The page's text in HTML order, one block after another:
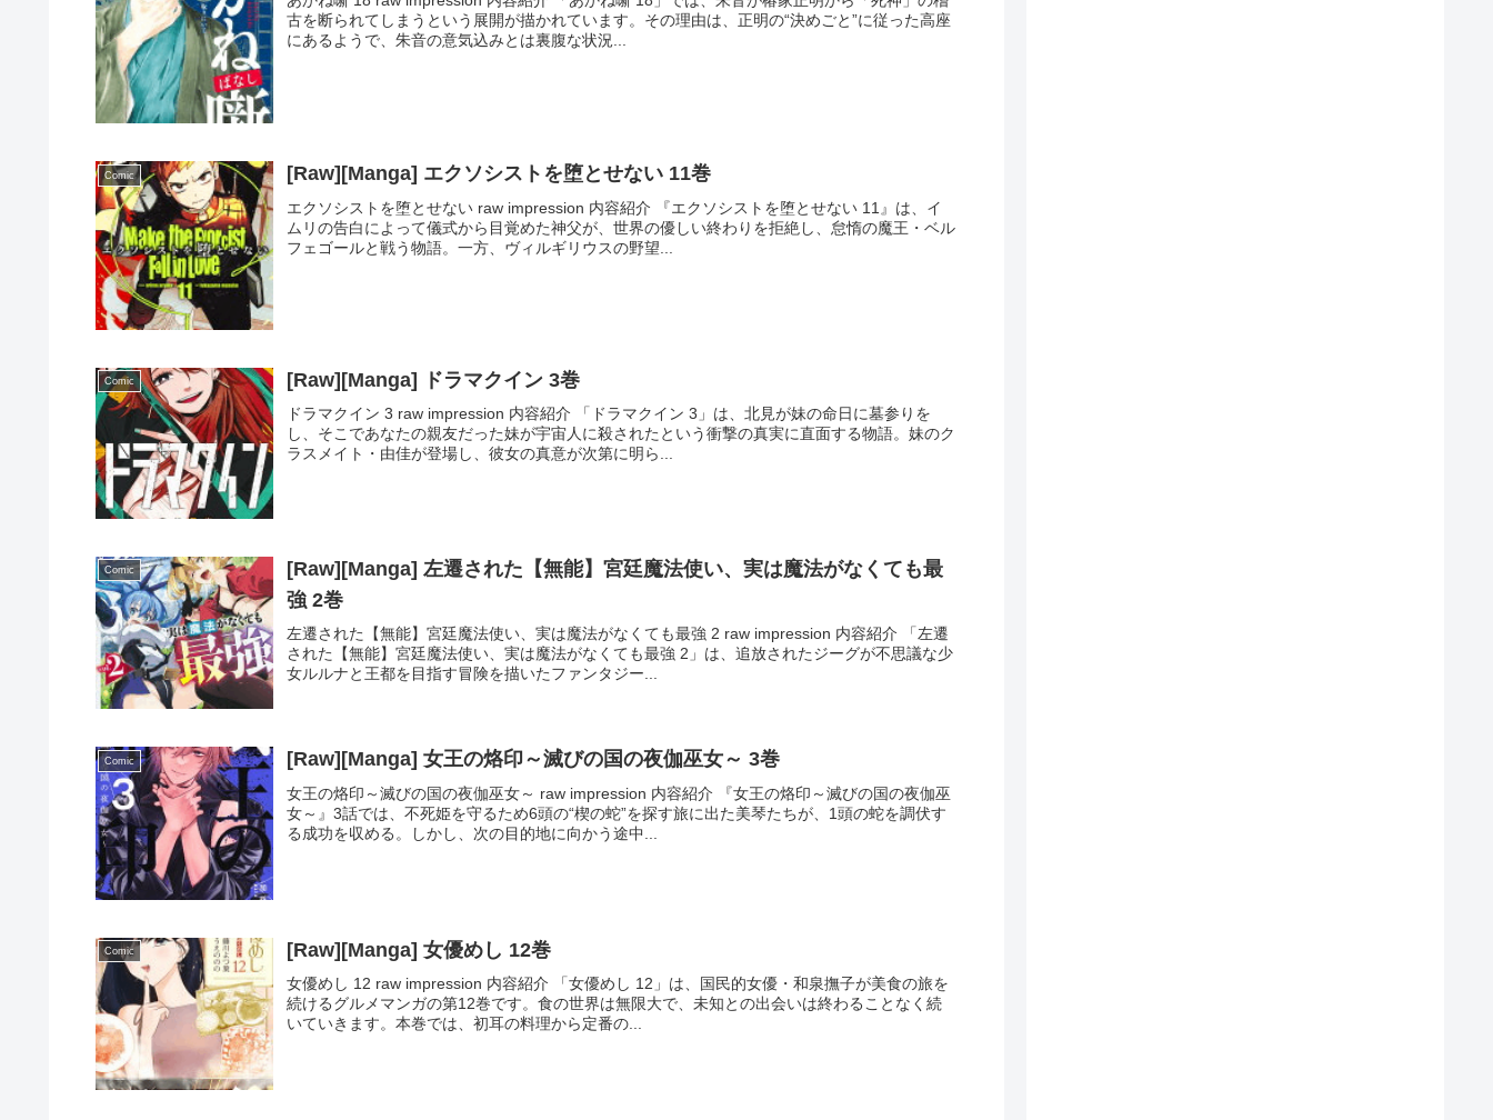
古を断られてしまうという展開が描かれています。その理由は、正明の“決めごと”に従った高座
にあるようで、朱音の意気込みとは裏腹な状況...
Comic [Raw][Manga] エクソシストを堕とせない 11巻
エクソシストを堕とせない raw impression 内容紹介 『エクソシストを堕とせない 11』は、イ
ムリの告白によって儀式から目覚めた神父が、世界の優しい終わりを拒絶し、怠惰の魔王・ベル
フェゴールと戦う物語。一方、ヴィルギリウスの野望...
Comic [Raw][Manga] ドラマクイン 3巻
ドラマクイン 3 raw impression 内容紹介 「ドラマクイン 3」は、北見が妹の命日に墓参りを
し、そこであなたの親友だった妹が宇宙人に殺されたという衝撃の真実に直面する物語。妹のク
ラスメイト・由佳が登場し、彼女の真意が次第に明ら...
Comic
[Raw][Manga] 左遷された【無能】宮廷魔法使い、実は魔法がなくても最
強 2巻
左遷された【無能】宮廷魔法使い、実は魔法がなくても最強 2 raw impression 内容紹介 「左遷
された【無能】宮廷魔法使い、実は魔法がなくても最強 2」は、追放されたジーグが不思議な少
女ルルナと王都を目指す冒険を描いたファンタジー...
Comic [Raw][Manga] 女王の烙印～滅びの国の夜伽巫女～ 3巻
女王の烙印～滅びの国の夜伽巫女～ raw impression 内容紹介 『女王の烙印～滅びの国の夜伽巫
女～』3話では、不死姫を守るため6頭の“楔の蛇”を探す旅に出た美琴たちが、1頭の蛇を調伏す
る成功を収める。しかし、次の目的地に向かう途中...
Comic [Raw][Manga] 女優めし 12巻
女優めし 12 raw impression 内容紹介 「女優めし 12」は、国民的女優・和泉撫子が美食の旅を
続けるグルメマンガの第12巻です。食の世界は無限大で、未知との出会いは終わることなく続
いていきます。本巻では、初耳の料理から定番の...